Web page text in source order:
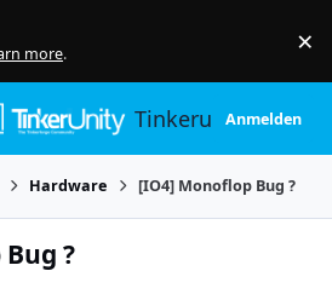
more. ×
TinkerunityAnmelden
Hardware [IO4] Monoflop Bug ?
?